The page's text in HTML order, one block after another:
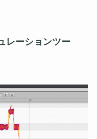
レーションツー